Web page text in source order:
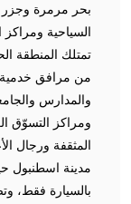
بحر مرمرة وجزر
السياحية
تمتلك المنطقة
من مرافق خدمية
والمدارس
ومراكز التسوّق
المثقفة ورجال
مدينة اسطنبول
بالسيارة فقط،